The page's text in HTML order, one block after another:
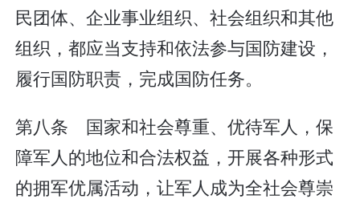
民团体、企业事业组织、社会组织和其他
组织，都应当支持和依法参与国防建设，
履行国防职责，完成国防任务。
第八条 国家和社会尊重、优待军人，保
障军人的地位和合法权益，开展各种形式
的拥军优属活动，让军人成为全社会尊崇